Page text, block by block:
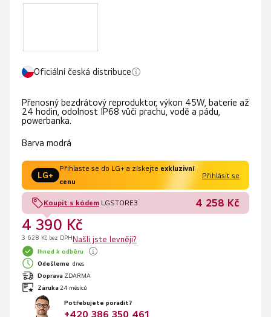
Oficiální česká distribuce
Přenosný bezdrátový reproduktor, výkon 45W, baterie až
24 hodin, odolnost IP68 vůči prachu, vodě a pádu,
powerbanka.
Barva modrá
LG+
Přihlaste se do LG+ a získejte exkluzivní
cenu
Přihlásit se
Koupit s kódem LGSTORE3 4 258 Kč
4 390 Kč
3 628 Kč bez DPHNašli jste levněji?
Ihned k odběru
Odešleme dnes
Doprava ZDARMA
Záruka 24 měsíců
Potřebujete poradit?
+420 386 350 461